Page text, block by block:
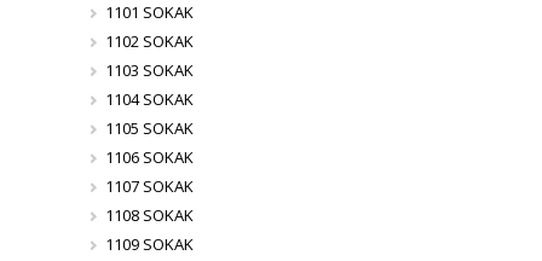
1101 SOKAK
1102 SOKAK
1103 SOKAK
1104 SOKAK
1105 SOKAK
1106 SOKAK
1107 SOKAK
1108 SOKAK
1109 SOKAK